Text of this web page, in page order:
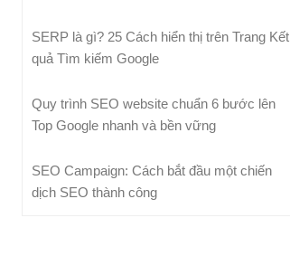
SERP là gì? 25 Cách hiển thị trên Trang Kết
quả Tìm kiếm Google
Quy trình SEO website chuẩn 6 bước lên
Top Google nhanh và bền vững
SEO Campaign: Cách bắt đầu một chiến
dịch SEO thành công